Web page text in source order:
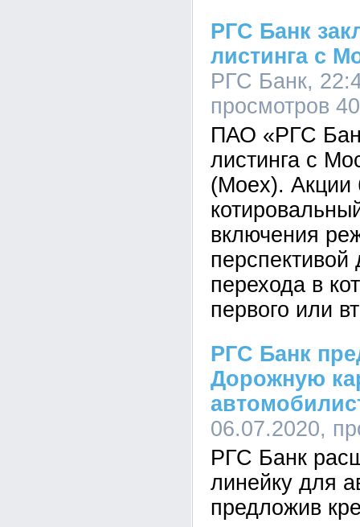
РГС Банк
листинга с
РГС Банк,
просмотров
ПАО «РГС
листинга с
(Moex). Акции
включения
перехода в
первого или
РГС Банк
Дорожную
06.07.2020,
РГС Банк
линейку для
предложив